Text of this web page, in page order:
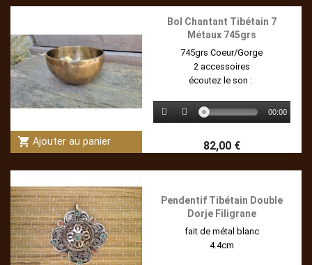
shopping_cart Ajouter au panier
Bol Chantant Tibétain 7
Métaux 745grs
745grs Coeur/Gorge
2 accessoires
écoutez le son :
00:00
82,00 €
Pendentif Tibétain Double
Dorje Filigrane
fait de métal blanc
4.4cm